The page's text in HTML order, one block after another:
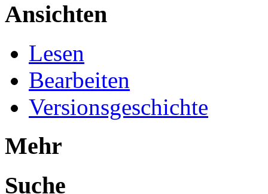
Ansichten
Lesen
Bearbeiten
Versionsgeschichte
Mehr
Suche